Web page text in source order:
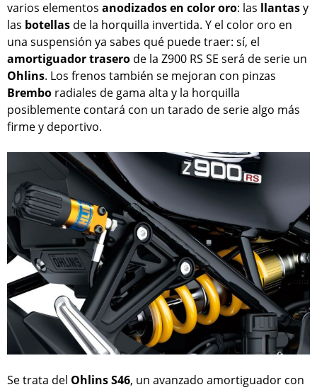
varios elementos anodizados en color oro: las llantasy
las botellas de la horquilla invertida. Y el color oro en
una suspensión ya sabes qué puede traer: sí, el
amortiguador trasero de la Z900 RS SE será de serie un
Ohlins. Los frenos también se mejoran con pinzas
Brembo radiales de gama alta y la horquilla
posiblemente contará con un tarado de serie algo más
firme y deportivo.
Se trata del Ohlins S46, un avanzado amortiguador con